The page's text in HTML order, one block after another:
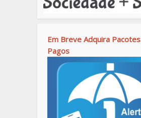
Em Breve Adquira
Pagos